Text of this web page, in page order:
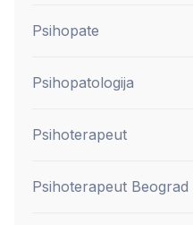
Psihopate
Psihopatologija
Psihoterapeut
Psihoterapeut Beograd